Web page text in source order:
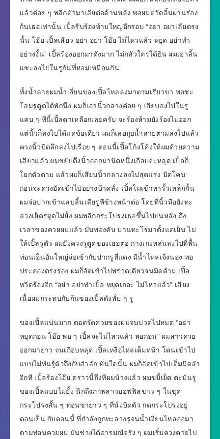
แล้วค่อย ๆ พลิกตัวมาเลียต่อด้านหลัง พอผมตวัดลิ้นผ่านร่อง
ก้นเธอเท่านั้น เปิ้ลรีบร้องห้ามใหญ่อีกรอบ “อย่า อย่าเลียตรง
นั้น โอ๊ย เปิ้ลเสียว อย่า อย่า โอ๊ย ไม่ไหวแล้ว หยุด อย่าทำ
อย่างงั้น” เปิ้ลร้องออกมาดังมาก ไม่กลัวใครได้ยิน ผมเอาลิ้น
แซะลงไปในรูก้นที่หอมเหมือนกัน
ทั้งน้ำลายผมน้ำเงี่ยนของเปิ้ลไหลลงมาตามเรียวขา พอชะ
โลมรูตูดได้พักนึง ผมก็เอานิ้วกลางค่อย ๆ เสียบลงไปในรู
แคบ ๆ ทีนี้เปิ้ลตาเหลือกเลยครับ จะร้องห้ามยังร้องไม่ออก
แต่นิ้วก็ลงไปได้แค่ข้อเดียว ผมก็เลยถุยน้ำลายตามลงไปแล้ว
ควงนิ้วบิดลึกลงไปเรื่อย ๆ ตอนนี้เปิ้ลโก้งโค้งให้ผมด้วยความ
เสียวแล้ว ผมขยับดึงนิ้วออกมานิดหนึ่งเกือบจะหลุด เปิ้ลก็
โยกตัวตาม แล้วผมก็เสียบนิ้วกลางลงไปสุดแรง มิดโคน
ก่อนจะควงอัดเข้าไปอย่างบ้าคลั่ง เปิ้ลโผเข้าหารั้วเหล็กกั้น
ผมจ่อปากเข้าแลบลิ้นเลียรูหีข้างหน้าต่อ โดยที่นิ้วมือยังทะ
ลวงเย็ดรตูดไม่ยั้ง ผมพลิกกระโปรงเธอขึ้นไปบนหลัง ถึง
เวลาของควยผมแล้ว มันพองคับ บานทะโร่มาตั้งแต่เย็น ไม่
ให้เปิ้ลรูตัว ผมยังควงรูตูดของเธอต่อ กางเกงหล่นลงไปที่พื้น
ท่อนเอ็นอันใหญ่จ่อเข้ากับปากรูที่แดง มีน้ำไหลเจิ่งนอง พอ
ประคองตรงร่อง ผมก็อัดเข้าไปพรวดเดียวจนมิดด้าม เปิ้ล
หวีดร้องอีก “อย่า อย่าทำเปิ้ล หยุดเถอะ ไม่ไหวแล้ว” เสียง
เนื้อผมกระทบกับก้นของเปิ้ลดังพั่บ ๆ รู
ของเปิ้ลแน่นมาก ตอดรัดควยของผมจนปวดไปหมด “อย่า
หยุดก่อน โอ๊ย พอ ๆ เปิ้ลจะไม่ไหวแล้ว พอก่อน” ผมสาวควย
ออกมายาว จนเกือบหลุด เปิ้ลเหงื่อไหลเต็มหน้า โดนเข้าไป
แบบไม่ทันรู้ตัวถึงกับสำลัก ทันใดนั้น ผมก็อัดเข้าไปเต็มมิดลำ
อีกที เปิ้ลร้องโอ๊ย คราวนี้ถึงทีผมบ้างแล้ว ผมขยี้เย็ต ตะบันรู
ของเปิ้ลแบบไม่ยั้ง นึกถึงภาพสาวออฟฟิสขาว ๆ ในชุด
กระโปรงสั้น ๆ ท่อนขายาว ๆ ที่นั่งบิดตัว กดกระโปรงอยู่
ตอนเย็น กับตอนนี้ ที่กำลังถูกทะลวงรูจนน้ำเงี่ยนไหลออมา
ตามท่อนควยผม มันช่างได้อารมณ์จริง ๆ ผมเริ่มควงควยไป